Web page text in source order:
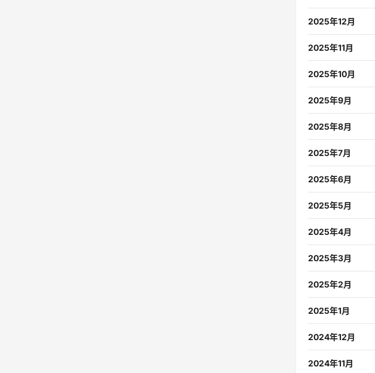
2025年12月
2025年11月
2025年10月
2025年9月
2025年8月
2025年7月
2025年6月
2025年5月
2025年4月
2025年3月
2025年2月
2025年1月
2024年12月
2024年11月